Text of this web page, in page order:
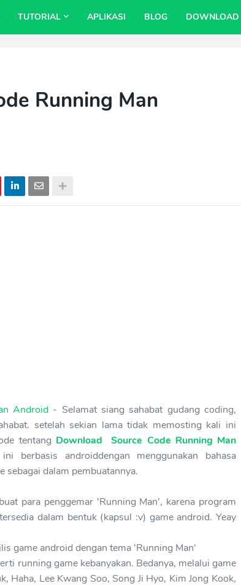
TUTORIAL APLIKASI BLOG DOWNLOAD
Running Man
Android - Selamat siang sahabat gudang coding,
setelah sekian lama tidak memosting kali ini
tentang Download Source Code Running Man
berbasis androiddengan menggunakan bahasa
sebagai dalam pembuatannya.
para penggemar 'Running Man', karena program
dalam bentuk (kapsul :v) game android. Yeay
game android dengan tema 'Running Man'
running game kebanyakan. Bedanya, melalui game
Haha, Lee Kwang Soo, Song Ji Hyo, Kim Jong Kook,